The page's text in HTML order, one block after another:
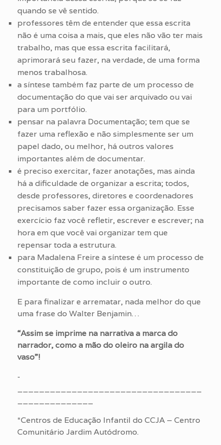
quando se vê sentido.
professores têm de entender que essa escrita
não é uma coisa a mais, que eles não vão ter mais
trabalho, mas que essa escrita facilitará,
aprimorará seu fazer, na verdade, de uma forma
menos trabalhosa.
a síntese também faz parte de um processo de
documentação do que vai ser arquivado ou vai
para um portfólio.
pensar na palavra Documentação; tem que se
fazer uma reflexão e não simplesmente ser um
papel dado, ou melhor, há outros valores
importantes além de documentar.
é preciso exercitar, fazer anotações, mas ainda
há a dificuldade de organizar a escrita; todos,
desde professores, diretores e coordenadores
precisamos saber fazer essa organização. Esse
exercício faz você refletir, escrever e escrever; na
hora em que você vai organizar tem que
repensar toda a estrutura.
para Madalena Freire a síntese é um processo de
constituição de grupo, pois é um instrumento
importante de como incluir o outro.
E para finalizar e arrematar, nada melhor do que
uma frase do Walter Benjamin…
“Assim se imprime na narrativa a marca do
narrador, como a mão do oleiro na argila do
vaso”!
­­­
*Centros de Educação Infantil do CCJA – Centro
Comunitário Jardim Autódromo.